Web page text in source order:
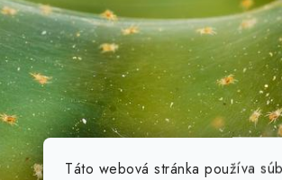
Táto webová stránka používa